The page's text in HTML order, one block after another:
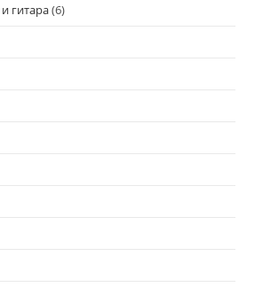
гитара(6)